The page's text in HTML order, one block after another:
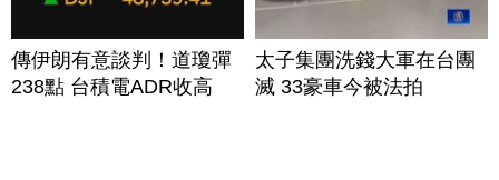
傳伊朗有意談判！道瓊彈
238點 台積電ADR收高
太子集團洗錢大軍在台團
滅 33豪車今被法拍